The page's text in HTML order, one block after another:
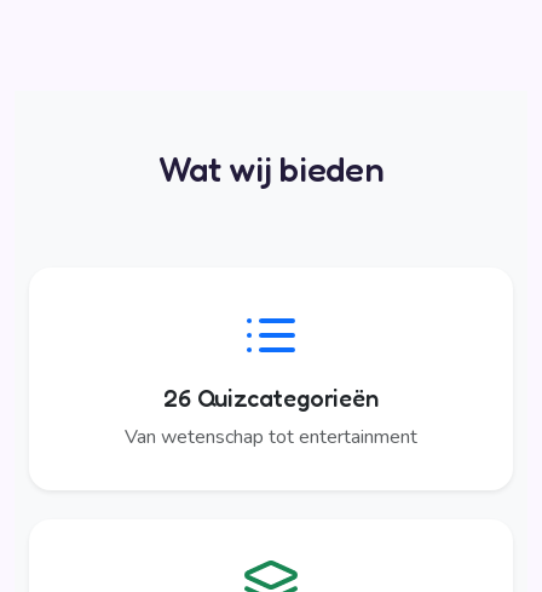
Wat wij bieden
26 Quizcategorieën
Van wetenschap tot entertainment